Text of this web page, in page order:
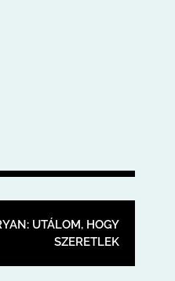
UTÁLOM, HOGY
SZERETLEK